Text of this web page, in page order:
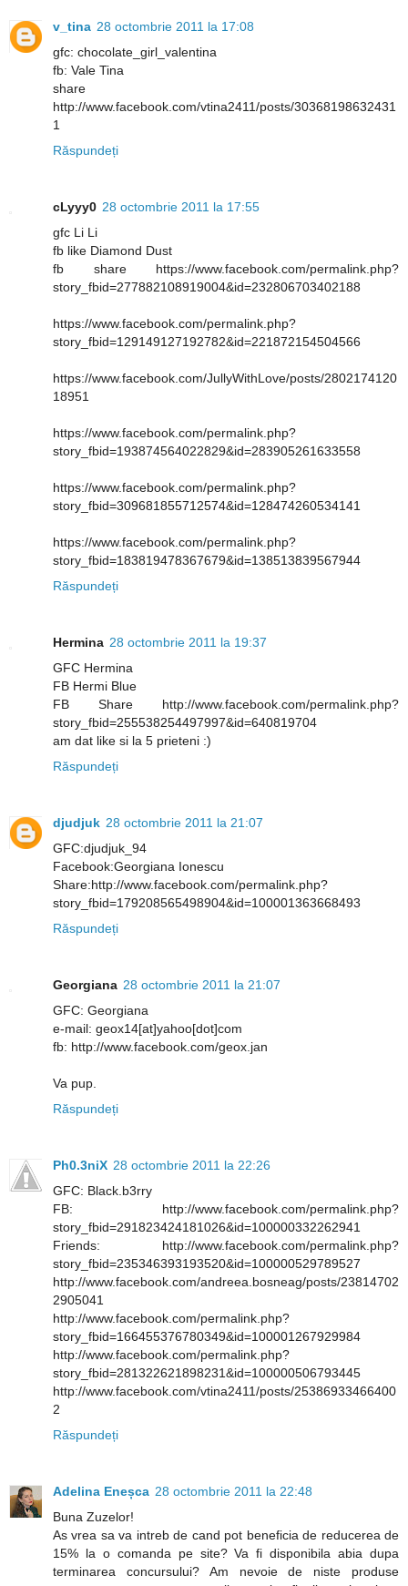
v_tina 28 octombrie 2011 la 17:08
gfc: chocolate_girl_valentina
fb: Vale Tina
share
http://www.facebook.com/vtina2411/posts/30368198632431
1
Răspundeți
cLyyy0 28 octombrie 2011 la 17:55
gfc Li Li
fb like Diamond Dust
fb share https://www.facebook.com/permalink.php?
story_fbid=277882108919004&id=232806703402188
https://www.facebook.com/permalink.php?
story_fbid=129149127192782&id=221872154504566
https://www.facebook.com/JullyWithLove/posts/2802174120
18951
https://www.facebook.com/permalink.php?
story_fbid=193874564022829&id=283905261633558
https://www.facebook.com/permalink.php?
story_fbid=309681855712574&id=128474260534141
https://www.facebook.com/permalink.php?
story_fbid=183819478367679&id=138513839567944
Răspundeți
Hermina 28 octombrie 2011 la 19:37
GFC Hermina
FB Hermi Blue
FB Share http://www.facebook.com/permalink.php?
story_fbid=255538254497997&id=640819704
am dat like si la 5 prieteni :)
Răspundeți
djudjuk 28 octombrie 2011 la 21:07
GFC:djudjuk_94
Facebook:Georgiana Ionescu
Share:http://www.facebook.com/permalink.php?
story_fbid=179208565498904&id=100001363668493
Răspundeți
Georgiana 28 octombrie 2011 la 21:07
GFC: Georgiana
e-mail: geox14[at]yahoo[dot]com
fb: http://www.facebook.com/geox.jan
Va pup.
Răspundeți
Ph0.3niX 28 octombrie 2011 la 22:26
GFC: Black.b3rry
FB: http://www.facebook.com/permalink.php?
story_fbid=291823424181026&id=100000332262941
Friends: http://www.facebook.com/permalink.php?
story_fbid=235346393193520&id=100000529789527
http://www.facebook.com/andreea.bosneag/posts/23814702
2905041
http://www.facebook.com/permalink.php?
story_fbid=166455376780349&id=100001267929984
http://www.facebook.com/permalink.php?
story_fbid=281322621898231&id=100000506793445
http://www.facebook.com/vtina2411/posts/25386933466400
2
Răspundeți
Adelina Eneșca 28 octombrie 2011 la 22:48
Buna Zuzelor!
As vrea sa va intreb de cand pot beneficia de reducerea de
15% la o comanda pe site? Va fi disponibila abia dupa
terminarea concursului? Am nevoie de niste produse